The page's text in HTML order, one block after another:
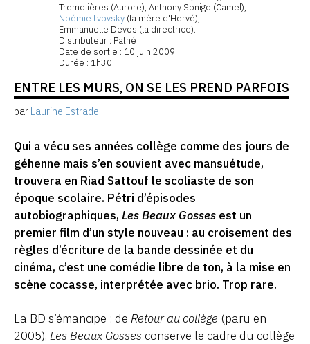
Tremolières (Aurore), Anthony Sonigo (Camel),
Noémie Lvovsky (la mère d'Hervé),
Emmanuelle Devos (la directrice)...
Distributeur : Pathé
Date de sortie : 10 juin 2009
Durée : 1h30
ENTRE LES MURS, ON SE LES PREND PARFOIS
par Laurine Estrade
Qui a vécu ses années collège comme des jours de
géhenne mais s’en souvient avec mansuétude,
trouvera en Riad Sattouf le scoliaste de son
époque scolaire. Pétri d’épisodes
autobiographiques, Les Beaux Gosses est un
premier film d’un style nouveau : au croisement des
règles d’écriture de la bande dessinée et du
cinéma, c’est une comédie libre de ton, à la mise en
scène cocasse, interprétée avec brio. Trop rare.
La BD s’émancipe : de Retour au collège (paru en
2005), Les Beaux Gosses conserve le cadre du collège